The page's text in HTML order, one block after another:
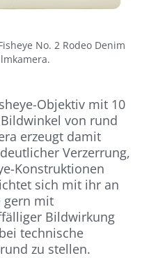
No. 2 Rodeo Denim
Objektiv mit 10
von rund
erzeugt damit
Verzerrung,
Konstruktionen
sich mit ihr an
gern mit
Bildwirkung
technische
zu stellen.